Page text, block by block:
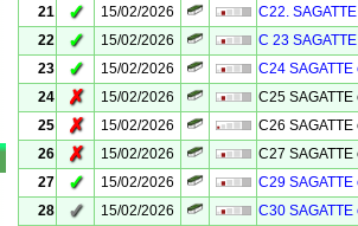
21
✓ 15/02/2026
C22.
22
✓ 15/02/2026
C 23
23
✓ 15/02/2026
C24 SAGATTE
24
✗ 15/02/2026
C25 SAGATTE
25
✗ 15/02/2026
C26 SAGATTE
26
✗ 15/02/2026
C27 SAGATTE
27
✓ 15/02/2026
C29 SAGATTE
28
✓ 15/02/2026
C30 SAGATTE